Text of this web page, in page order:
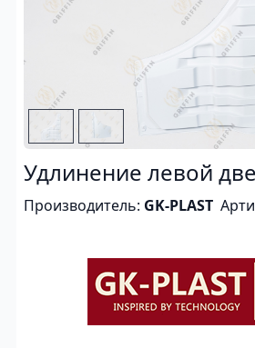
Удлинение левой
Производитель: GK-PLAST